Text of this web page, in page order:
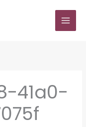
41a0-